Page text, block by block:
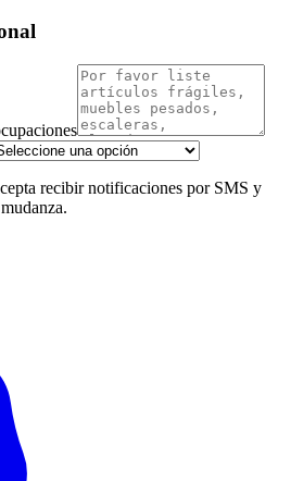
recibir notificaciones por SMS y